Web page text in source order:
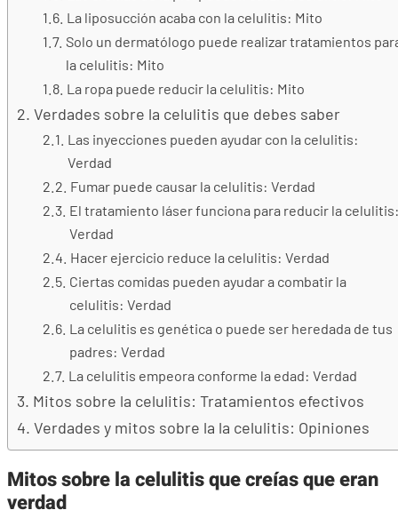
La liposucción acaba con la celulitis: Mito
Solo un dermatólogo puede realizar tratamientos
la celulitis: Mito
La ropa puede reducir la celulitis: Mito
Verdades sobre la celulitis que debes saber
Las inyecciones pueden ayudar con la celulitis:
Verdad
Fumar puede causar la celulitis: Verdad
El tratamiento láser funciona para reducir la
Verdad
Hacer ejercicio reduce la celulitis: Verdad
Ciertas comidas pueden ayudar a combatir la
celulitis: Verdad
La celulitis es genética o puede ser heredada de tus
padres: Verdad
La celulitis empeora conforme la edad: Verdad
Mitos sobre la celulitis: Tratamientos efectivos
Verdades y mitos sobre la la celulitis: Opiniones
Mitos sobre la celulitis que creías que eran
verdad